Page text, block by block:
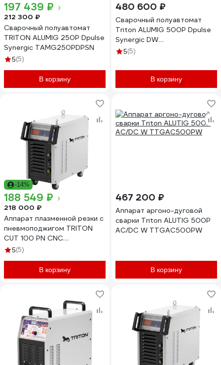
197 439 ₽
212 300 ₽
Сварочный полуавтомат
TRITON ALUMIG 250P Dpulse
Synergic TAMG250PDPSN
5(5)
В корзину
480 600 ₽
Сварочный полуавтомат
Triton ALUMIG 500P Dpulse
Synergic DW
TAMG500PDPSDWSSAL
5(5)
В корзину
-14%
188 549 ₽
218 000 ₽
Аппарат плазменной резки с
пневмоподжигом TRITON
CUT 100 PN CNC
TCT100PNCNC
5(5)
В корзину
467 200 ₽
Аппарат аргоно-дуговой
сварки Triton ALUTIG 500Р
AC/DC W TTGAC500PW
В корзину